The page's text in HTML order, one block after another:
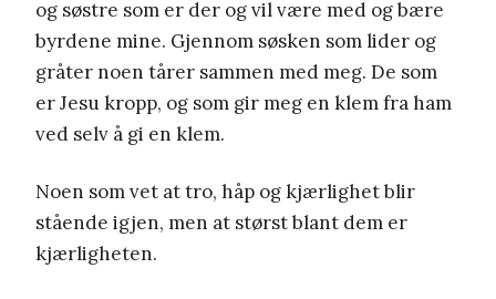
og søstre som er der og vil være med og bære
byrdene mine. Gjennom søsken som lider og
gråter noen tårer sammen med meg. De som
er Jesu kropp, og som gir meg en klem fra ham
ved selv å gi en klem.
Noen som vet at tro, håp og kjærlighet blir
stående igjen, men at størst blant dem er
kjærligheten.